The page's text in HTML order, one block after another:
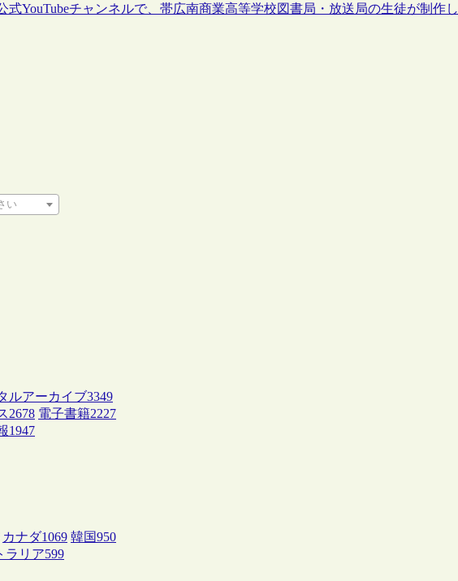
YouTubeチャンネルで、帯広南商業高等学校図書局・放送局の生徒が制作し
い
ルアーカイブ3349
2678 電子書籍2227
1947
カナダ1069 韓国950
ラリア599